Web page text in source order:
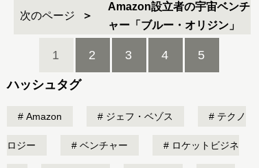
次のページ
Amazon設立者の宇宙ベンチ
ャー「ブルー・オリジン」
1 2 3 4 5
ハッシュタグ
Amazon ジェフ・ベゾス テクノ
ロジー ベンチャー ロケットビジネ